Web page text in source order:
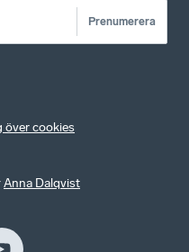
Prenumerera
över cookies
Anna Dalqvist